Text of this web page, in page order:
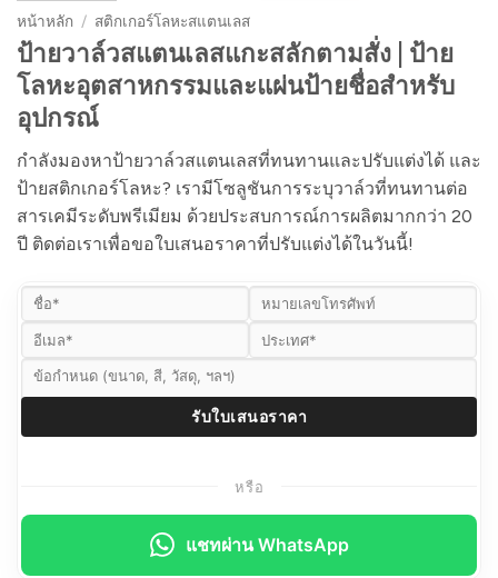
หน้าหลัก / สติกเกอร์โลหะสแตนเลส
ป้ายวาล์วสแตนเลสแกะสลักตามสั่ง | ป้าย
โลหะอุตสาหกรรมและแผ่นป้ายชื่อสำหรับ
อุปกรณ์
กำลังมองหาป้ายวาล์วสแตนเลสที่ทนทานและปรับแต่งได้ และ
ป้ายสติกเกอร์โลหะ? เรามีโซลูชันการระบุวาล์วที่ทนทานต่อ
สารเคมีระดับพรีเมียม ด้วยประสบการณ์การผลิตมากกว่า 20
ปี ติดต่อเราเพื่อขอใบเสนอราคาที่ปรับแต่งได้ในวันนี้!
หรือ
แชทผ่าน WhatsApp